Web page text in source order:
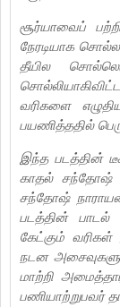
சூர்யாவைப்
நேரடியாக
தீயில
வரிகளை
பயணித்ததில்
இந்த படத்தின்
காதல் சந்தோஷ்
சந்தோஷ்
படத்தின் பாடல்
கேட்கும்
நடன
மாற்றி
பணியாற்றுபவர்